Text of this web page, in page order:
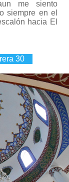
me siento
siempre en el
hacia El
30